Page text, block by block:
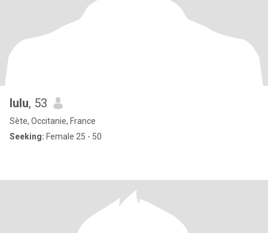
lulu, 53
Sète, Occitanie, France
Seeking: Female 25 - 50